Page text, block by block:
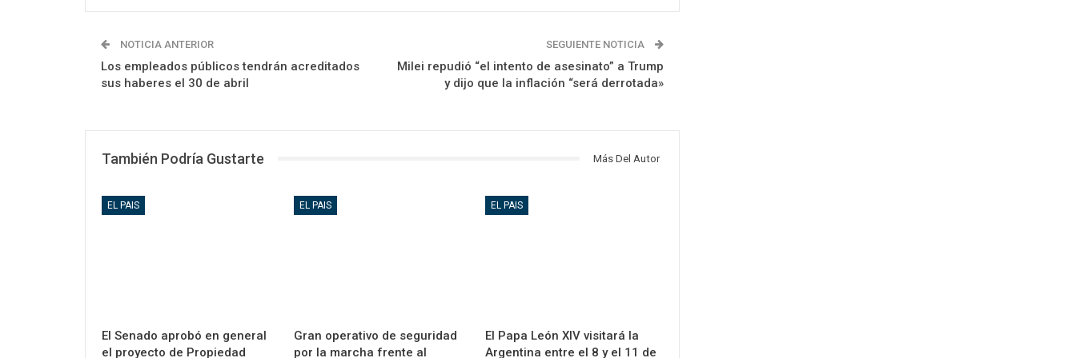
NOTICIA ANTERIOR
Los empleados públicos tendrán acreditados
sus haberes el 30 de abril
SEGUIENTE NOTICIA
Milei repudió “el intento de asesinato” a Trump
y dijo que la inflación “será derrotada»
También Podría Gustarte Más Del Autor
EL PAIS
El Senado aprobó en general
el proyecto de Propiedad
EL PAIS
Gran operativo de seguridad
por la marcha frente al
EL PAIS
El Papa León XIV visitará la
Argentina entre el 8 y el 11 de